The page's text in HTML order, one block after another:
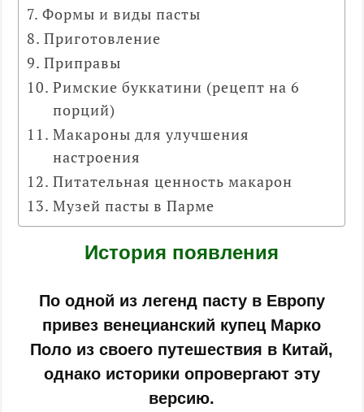
Формы и виды пасты
Приготовление
Приправы
Римские буккатини (рецепт на 6
порций)
Макароны для улучшения
настроения
Питательная ценность макарон
Музей пасты в Парме
История появления
По одной из легенд пасту в Европу
привез венецианский купец Марко
Поло из своего путешествия в Китай,
однако историки опровергают эту
версию.